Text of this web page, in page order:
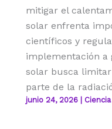
mitigar el
solar enfrenta
científicos y
implementación a
solar busca
parte de la
junio 24, 2026